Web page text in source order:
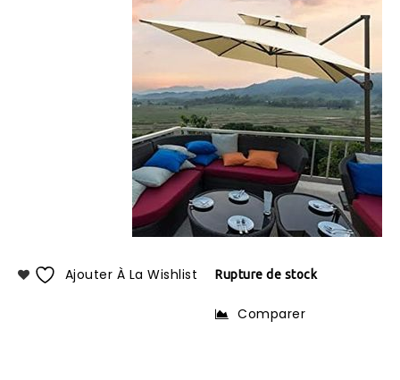
Rupture de stock
Ajouter À La Wishlist
Comparer